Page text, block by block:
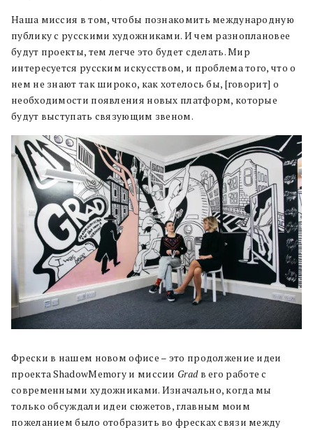
Наша миссия в том, чтобы познакомить международную
публику с русскими художниками. И чем разноплановее
будут проекты, тем легче это будет сделать. Мир
интересуется русским искусством, и проблема того, что о
нем не знают так широко, как хотелось бы, [говорит] о
необходимости появления новых платформ, которые
будут выступать связующим звеном.
Фрески в нашем новом офисе – это продолжение идеи
проекта ShadowMemory и миссии Gradв его работе с
современными художниками. Изначально, когда мы
только обсуждали идеи сюжетов, главным моим
пожеланием было отобразить во фресках связи между